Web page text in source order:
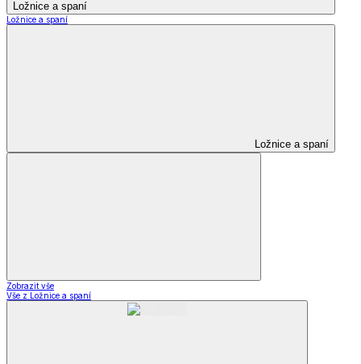
Ložnice a spaní
Ložnice a spaní
Ložnice a spaní
Zobrazit vše
Vše z Ložnice a spaní